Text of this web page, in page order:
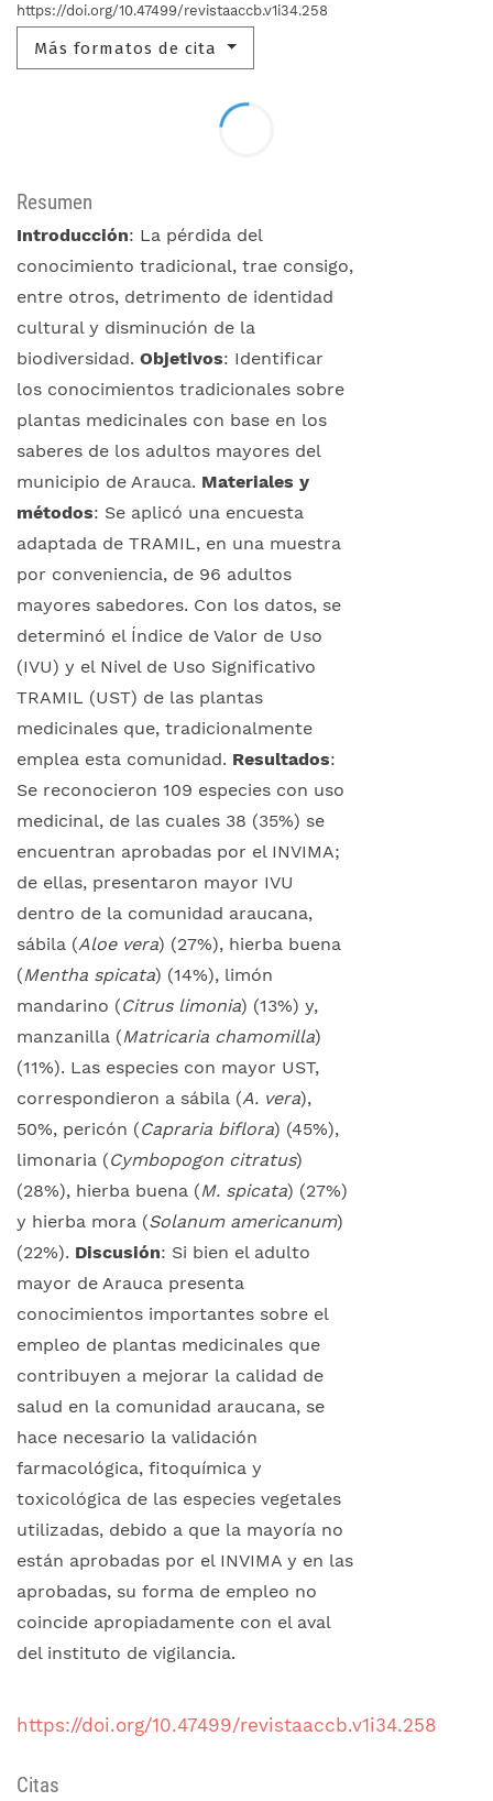
https://doi.org/10.47499/revistaaccb.v1i34.258
Más formatos de cita
Resumen
Introducción: La pérdida del
conocimiento tradicional, trae consigo,
entre otros, detrimento de identidad
cultural y disminución de la
biodiversidad. Objetivos: Identificar
los conocimientos tradicionales sobre
plantas medicinales con base en los
saberes de los adultos mayores del
municipio de Arauca. Materiales y
métodos: Se aplicó una encuesta
adaptada de TRAMIL, en una muestra
por conveniencia, de 96 adultos
mayores sabedores. Con los datos, se
determinó el Índice de Valor de Uso
(IVU) y el Nivel de Uso Significativo
TRAMIL (UST) de las plantas
medicinales que, tradicionalmente
emplea esta comunidad. Resultados:
Se reconocieron 109 especies con uso
medicinal, de las cuales 38 (35%) se
encuentran aprobadas por el INVIMA;
de ellas, presentaron mayor IVU
dentro de la comunidad araucana,
sábila (Aloe vera) (27%), hierba buena
(Mentha spicata) (14%), limón
mandarino (Citrus limonia) (13%) y,
manzanilla (Matricaria chamomilla)
(11%). Las especies con mayor UST,
correspondieron a sábila (A. vera),
50%, pericón (Capraria biflora) (45%),
limonaria (Cymbopogon citratus)
(28%), hierba buena (M. spicata) (27%)
y hierba mora (Solanum americanum)
(22%). Discusión: Si bien el adulto
mayor de Arauca presenta
conocimientos importantes sobre el
empleo de plantas medicinales que
contribuyen a mejorar la calidad de
salud en la comunidad araucana, se
hace necesario la validación
farmacológica, fitoquímica y
toxicológica de las especies vegetales
utilizadas, debido a que la mayoría no
están aprobadas por el INVIMA y en las
aprobadas, su forma de empleo no
coincide apropiadamente con el aval
del instituto de vigilancia.
https://doi.org/10.47499/revistaaccb.v1i34.258
Citas